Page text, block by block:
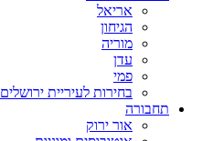
אריאל
הגיחון
מוריה
עדן
פמי
בחירות לעיריית ירושלים
תחבורה
אור ירוק